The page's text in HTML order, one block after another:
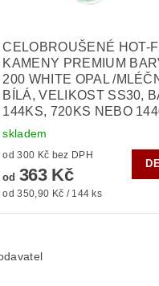
CELOBROUŠENÉ HOT-
KAMENY PREMIUM
200 WHITE OPAL /
BÍLÁ, VELIKOST SS30,
144KS, 720KS NEBO
skladem
od 300 Kč bez DPH
od 363 Kč
od 350,90 Kč / 144 ks